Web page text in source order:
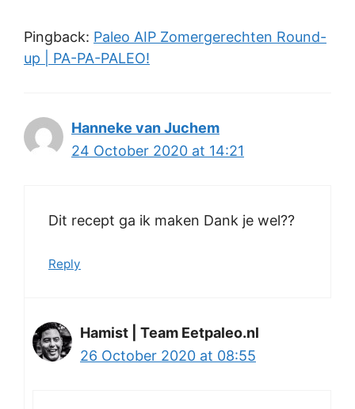
Pingback: Paleo AIP Zomergerechten Round-
up | PA-PA-PALEO!
Hanneke van Juchem
24 October 2020 at 14:21
Dit recept ga ik maken Dank je wel??
Reply
Hamist | Team Eetpaleo.nl
26 October 2020 at 08:55